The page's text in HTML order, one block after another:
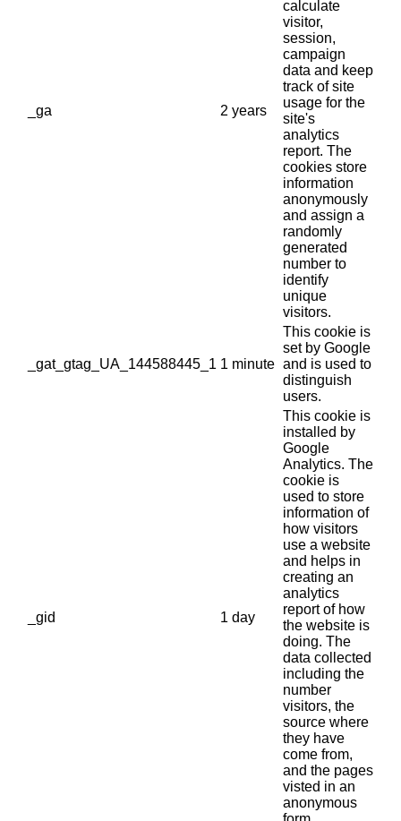
_ga 2 years
calculate
visitor,
session,
campaign
data and keep
track of site
usage for the
site's
analytics
report. The
cookies store
information
anonymously
and assign a
randomly
generated
number to
identify
unique
visitors.
_gat_gtag_UA_144588445_1 1 minute
This cookie is
set by Google
and is used to
distinguish
users.
_gid 1 day
This cookie is
installed by
Google
Analytics. The
cookie is
used to store
information of
how visitors
use a website
and helps in
creating an
analytics
report of how
the website is
doing. The
data collected
including the
number
visitors, the
source where
they have
come from,
and the pages
visted in an
anonymous